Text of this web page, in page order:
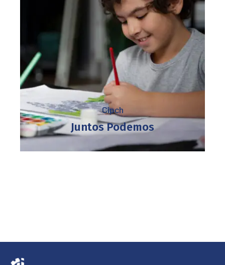
Cipch
Juntos Podemos